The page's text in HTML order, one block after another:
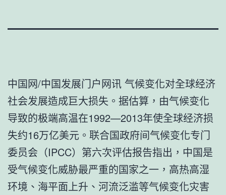
中国网/中国发展门户网讯 气候变化对全球经济
社会发展造成巨大损失。据估算，由气候变化
导致的极端高温在1992—2013年使全球经济损
失约16万亿美元。联合国政府间气候变化专门
委员会（IPCC）第六次评估报告指出，中国是
受气候变化威胁最严重的国家之一，高热高湿
环境、海平面上升、河流泛滥等气候变化灾害